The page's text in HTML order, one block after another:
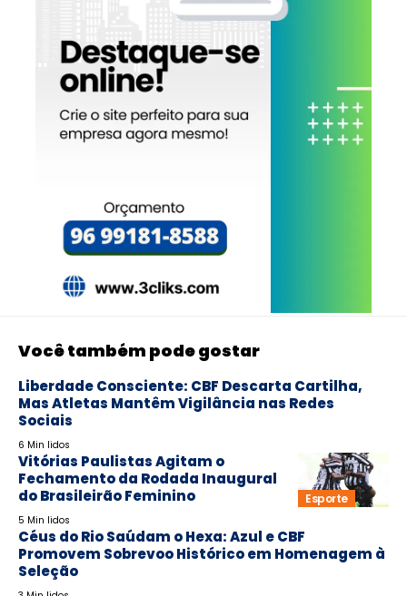
Você também pode gostar
Liberdade Consciente: CBF Descarta Cartilha,
Mas Atletas Mantêm Vigilância nas Redes
Sociais
6 Min lidos
Esporte
Vitórias Paulistas Agitam o
Fechamento da Rodada Inaugural
do Brasileirão Feminino
5 Min lidos
Céus do Rio Saúdam o Hexa: Azul e CBF
Promovem Sobrevoo Histórico em Homenagem à
Seleção